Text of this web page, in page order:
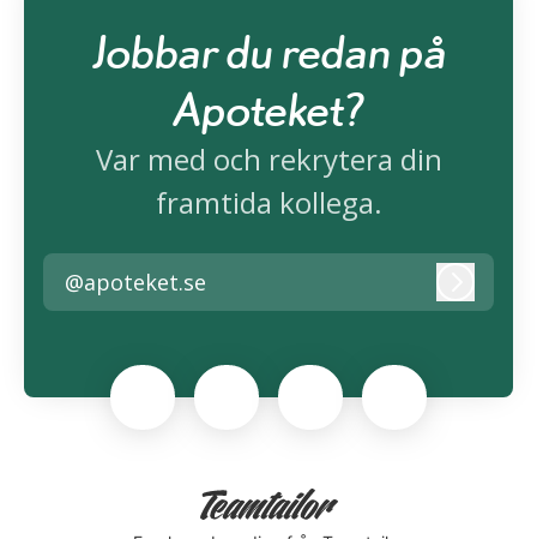
Jobbar du redan på
Apoteket?
Var med och rekrytera din
framtida kollega.
@apoteket.se